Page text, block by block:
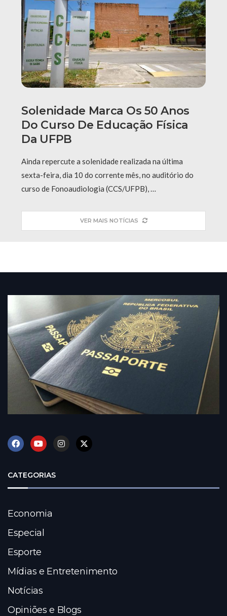
Solenidade Marca Os 50 Anos
Do Curso De Educação Física
Da UFPB
Ainda repercute a solenidade realizada na última
sexta-feira, dia 10 do corrente mês, no auditório do
curso de Fonoaudiologia (CCS/UFPB), …
VER MAIS NOTÍCIAS
CATEGORIAS
Economia
Especial
Esporte
Mídias e Entretenimento
Notícias
Opiniões e Blogs